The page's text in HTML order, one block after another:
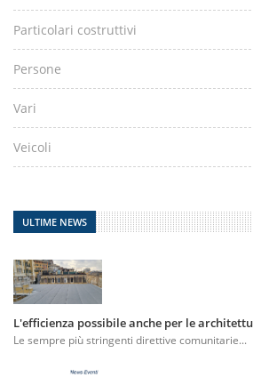
Particolari costruttivi
Persone
Vari
Veicoli
ULTIME NEWS
L'efficienza possibile anche per le
Le sempre più stringenti direttive comunitarie...